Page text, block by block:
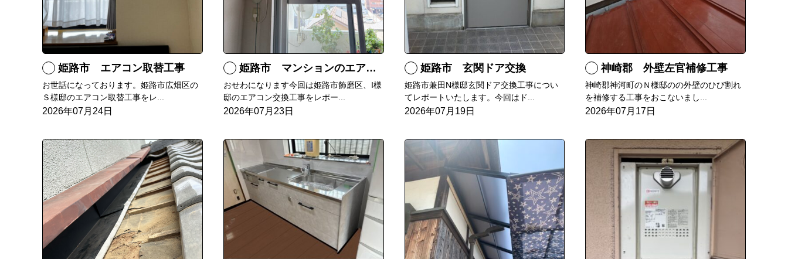
姫路市 エアコン取替工事
お世話になっております。姫路市広畑区の
Ｓ様邸のエアコン取替工事をレ...
2026年07月24日
姫路市 マンションのエアコンをダイキンRXへ交換
おせわになります今回は姫路市飾磨区、I様
邸のエアコン交換工事をレポー...
2026年07月23日
姫路市 玄関ドア交換
姫路市兼田N様邸玄関ドア交換工事につい
てレポートいたします。今回はド...
2026年07月19日
神崎郡 外壁左官補修工事
神崎郡神河町のＮ様邸のの外壁のひび割れ
を補修する工事をおこないまし...
2026年07月17日